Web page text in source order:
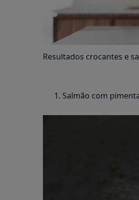
Resultados crocantes e
Salmão com